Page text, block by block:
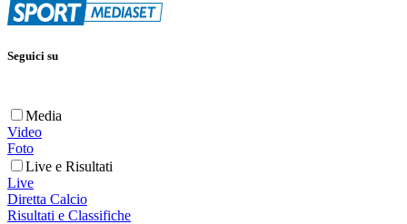
Seguici su
Media
Video
Foto
Live e Risultati
Live
Diretta Calcio
Risultati e Classifiche